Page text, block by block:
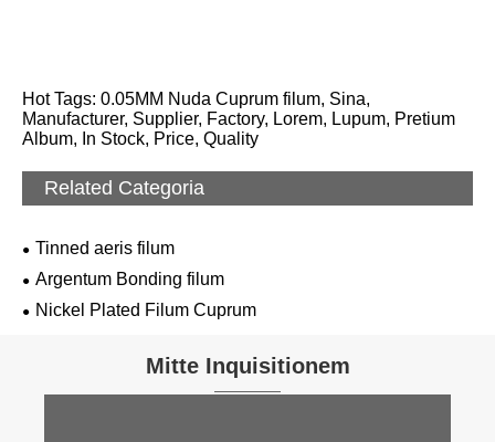
Hot Tags: 0.05MM Nuda Cuprum filum, Sina,
Manufacturer, Supplier, Factory, Lorem, Lupum, Pretium
Album, In Stock, Price, Quality
Related Categoria
Tinned aeris filum
Argentum Bonding filum
Nickel Plated Filum Cuprum
Mitte Inquisitionem